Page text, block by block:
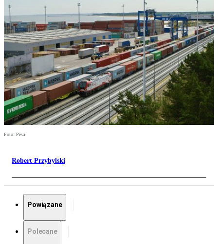
Foto: Pesa
Robert Przybylski
Powiązane
Polecane